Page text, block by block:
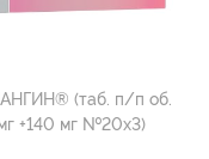
(таб. п/п об.
158 мг +140 мг №20х3)